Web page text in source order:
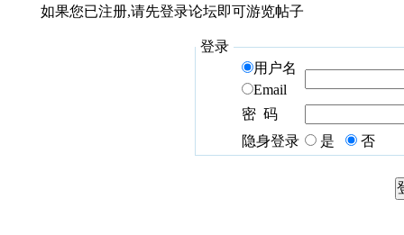
如果您已注册,请先登录论坛即可游览帖子
登录
用户名
Email
密 码
隐身登录
是 否